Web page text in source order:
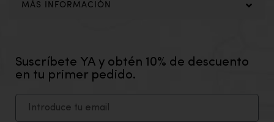
MÁS INFORMACIÓN
Suscríbete YA y obtén 10% de descuento
en tu primer pedido.